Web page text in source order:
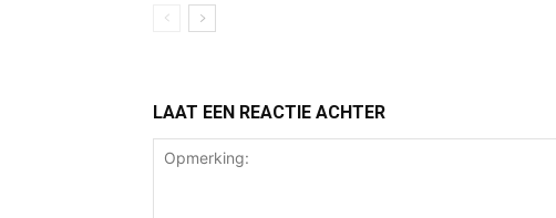
LAAT EEN REACTIE ACHTER